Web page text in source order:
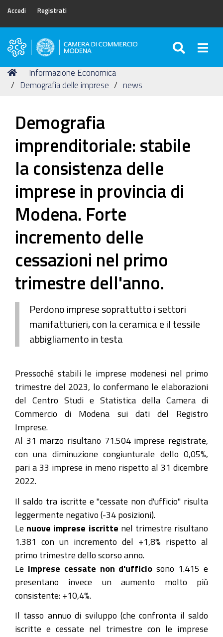
Accedi Registrati
Camera
Commercio
di
Tu
sei
Home
Informazione Economica
Demografia delle imprese
news
Demografia
imprenditoriale: stabile
la consistenza delle
imprese in provincia di
Modena. Forte
incremento delle
cessazioni nel primo
trimestre dell'anno.
Perdono imprese soprattutto i settori
manifatturieri, con la ceramica e il tessile
abbigliamento in testa
Pressoché stabili le imprese modenesi nel primo
trimestre del 2023, lo confermano le elaborazioni
del Centro Studi e Statistica della Camera di
Commercio di Modena sui dati del Registro
Imprese.
Al 31 marzo risultano 71.504 imprese registrate,
con una diminuzione congiunturale dello 0,05%,
pari a 33 imprese in meno rispetto al 31 dicembre
2022.
Il saldo tra iscritte e "cessate non d'ufficio" risulta
leggermente negativo (-34 posizioni).
Le nuove imprese iscritte nel trimestre risultano
1.381 con un incremento del +1,8% rispetto al
primo trimestre dello scorso anno.
Le imprese cessate non d'ufficio sono 1.415 e
presentano invece un aumento molto più
consistente: +10,4%.
Il tasso annuo di sviluppo (che confronta il saldo
iscritte e cessate nel trimestre con le imprese